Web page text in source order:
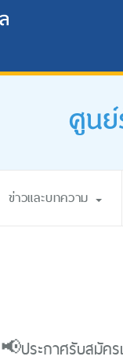
ศูนย์
ข่าวและบทความ
📢ประกาศรับสมัคร